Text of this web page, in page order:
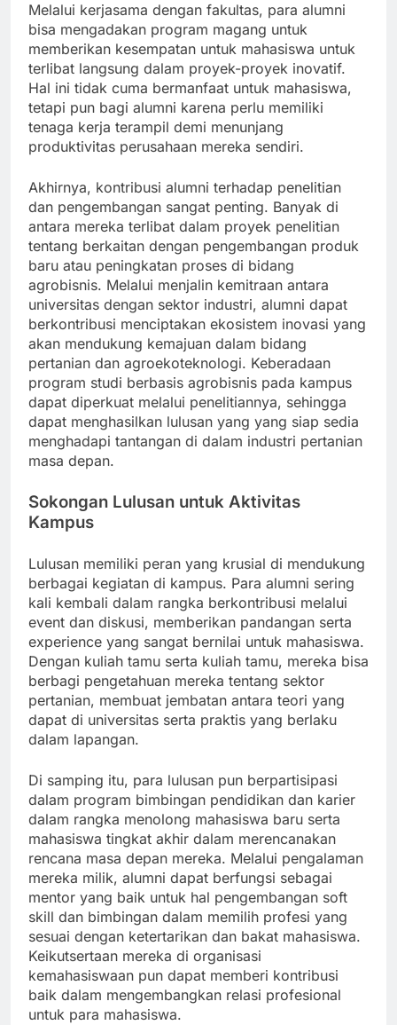
Melalui kerjasama dengan fakultas, para alumni
bisa mengadakan program magang untuk
memberikan kesempatan untuk mahasiswa untuk
terlibat langsung dalam proyek-proyek inovatif.
Hal ini tidak cuma bermanfaat untuk mahasiswa,
tetapi pun bagi alumni karena perlu memiliki
tenaga kerja terampil demi menunjang
produktivitas perusahaan mereka sendiri.
Akhirnya, kontribusi alumni terhadap penelitian
dan pengembangan sangat penting. Banyak di
antara mereka terlibat dalam proyek penelitian
tentang berkaitan dengan pengembangan produk
baru atau peningkatan proses di bidang
agrobisnis. Melalui menjalin kemitraan antara
universitas dengan sektor industri, alumni dapat
berkontribusi menciptakan ekosistem inovasi yang
akan mendukung kemajuan dalam bidang
pertanian dan agroekoteknologi. Keberadaan
program studi berbasis agrobisnis pada kampus
dapat diperkuat melalui penelitiannya, sehingga
dapat menghasilkan lulusan yang yang siap sedia
menghadapi tantangan di dalam industri pertanian
masa depan.
Sokongan Lulusan untuk Aktivitas
Kampus
Lulusan memiliki peran yang krusial di mendukung
berbagai kegiatan di kampus. Para alumni sering
kali kembali dalam rangka berkontribusi melalui
event dan diskusi, memberikan pandangan serta
experience yang sangat bernilai untuk mahasiswa.
Dengan kuliah tamu serta kuliah tamu, mereka bisa
berbagi pengetahuan mereka tentang sektor
pertanian, membuat jembatan antara teori yang
dapat di universitas serta praktis yang berlaku
dalam lapangan.
Di samping itu, para lulusan pun berpartisipasi
dalam program bimbingan pendidikan dan karier
dalam rangka menolong mahasiswa baru serta
mahasiswa tingkat akhir dalam merencanakan
rencana masa depan mereka. Melalui pengalaman
mereka milik, alumni dapat berfungsi sebagai
mentor yang baik untuk hal pengembangan soft
skill dan bimbingan dalam memilih profesi yang
sesuai dengan ketertarikan dan bakat mahasiswa.
Keikutsertaan mereka di organisasi
kemahasiswaan pun dapat memberi kontribusi
baik dalam mengembangkan relasi profesional
untuk para mahasiswa.